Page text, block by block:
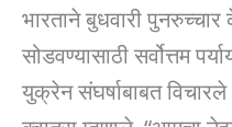
भारताने बुधवारी
सोडवण्यासाठी सर्वोत्तम
युक्रेन संघर्षाबाबत